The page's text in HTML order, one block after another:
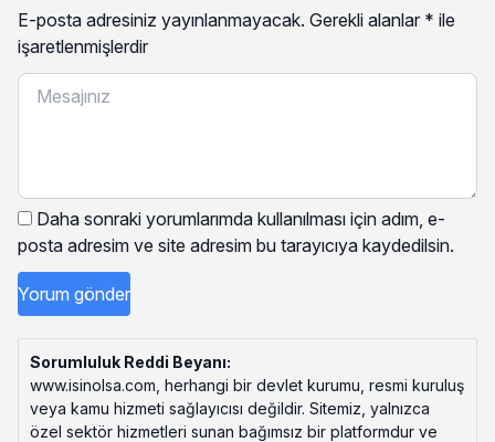
E-posta adresiniz yayınlanmayacak. Gerekli alanlar * ile
işaretlenmişlerdir
Daha sonraki yorumlarımda kullanılması için adım, e-
posta adresim ve site adresim bu tarayıcıya kaydedilsin.
Sorumluluk Reddi Beyanı:
www.isinolsa.com, herhangi bir devlet kurumu, resmi kuruluş
veya kamu hizmeti sağlayıcısı değildir. Sitemiz, yalnızca
özel sektör hizmetleri sunan bağımsız bir platformdur ve